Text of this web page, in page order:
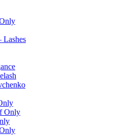
Lashes
Only